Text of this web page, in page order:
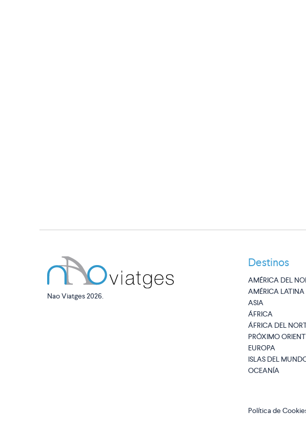
Nao Viatges 2026.
Destinos
AMÉRICA DEL
AMÉRICA LATINA
ASIA
ÁFRICA
ÁFRICA DEL
PRÓXIMO
EUROPA
ISLAS DEL
OCEANÍA
Política de